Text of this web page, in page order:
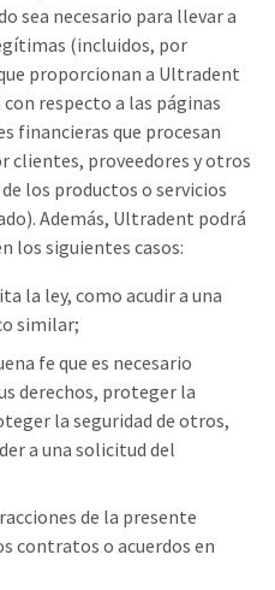
sea necesario para llevar a
(incluidos, por
proporcionan a Ultradent
respecto a las páginas
financieras que procesan
clientes, proveedores y otros
los productos o servicios
Además, Ultradent podrá
los siguientes casos:
la ley, como acudir a una
similar;
fe que es necesario
derechos, proteger la
la seguridad de otros,
a una solicitud del
de la presente
contratos o acuerdos en